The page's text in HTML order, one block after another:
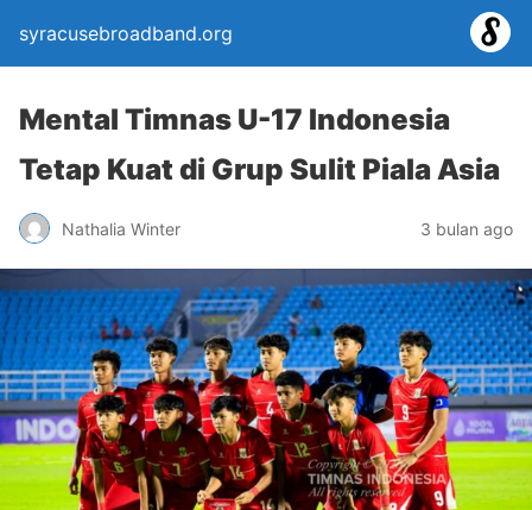
syracusebroadband.org
Mental Timnas U-17 Indonesia
Tetap Kuat di Grup Sulit Piala Asia
Nathalia Winter 3 bulan ago